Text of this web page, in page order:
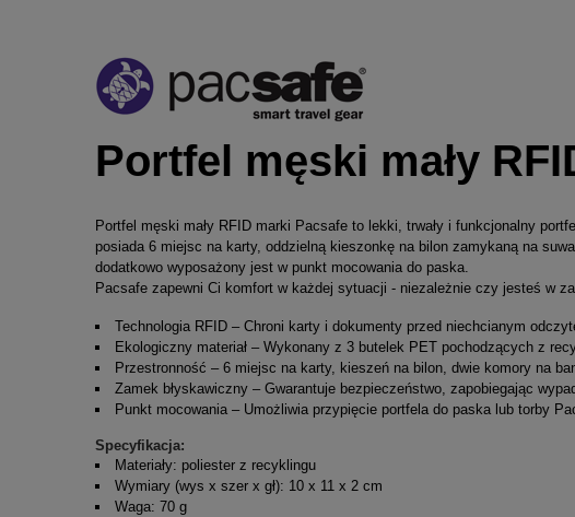
Portfel męski mały
Portfel męski mały RFID marki Pacsafe to lekki, trwały i funkcjonalny
posiada 6 miejsc na karty, oddzielną kieszonkę na bilon zamykaną na
dodatkowo wyposażony jest w punkt mocowania do paska.
Pacsafe zapewni Ci komfort w każdej sytuacji - niezależnie czy jesteś w
Technologia RFID – Chroni karty i dokumenty przed niechcianym
Ekologiczny materiał – Wykonany z 3 butelek PET pochodzących z
Przestronność – 6 miejsc na karty, kieszeń na bilon, dwie komory na
Zamek błyskawiczny – Gwarantuje bezpieczeństwo, zapobiegając
Punkt mocowania – Umożliwia przypięcie portfela do paska lub torby
Specyfikacja:
Materiały: poliester z recyklingu
Wymiary (wys x szer x gł): 10 x 11 x 2 cm
Waga: 70 g